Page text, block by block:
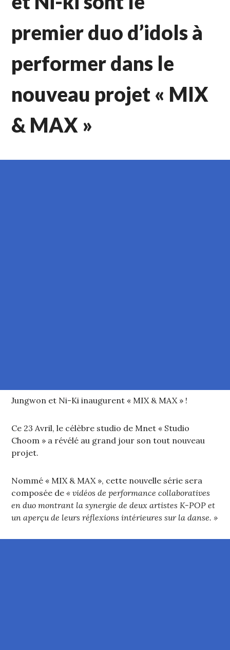
premier duo d’idols à
performer dans le
nouveau projet « MIX
& MAX »
Jungwon et Ni-Ki inaugurent « MIX & MAX » !
Ce 23 Avril, le célèbre studio de Mnet « Studio
Choom » a révélé au grand jour son tout nouveau
projet.
Nommé « MIX & MAX », cette nouvelle série sera
composée de« vidéos de performance collaboratives
en duo montrant la synergie de deux artistes K-POP et
un aperçu de leurs réflexions intérieures sur la danse. »